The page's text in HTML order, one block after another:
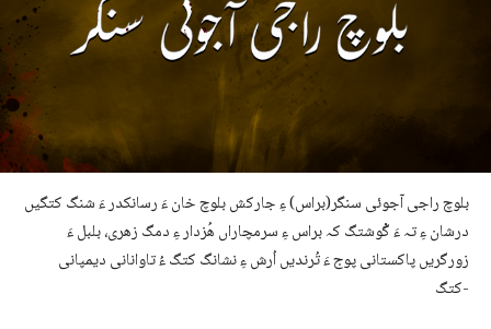
بلوچ راجی آجوئی سنگر(براس) ءِ جارکش بلوچ خان ءَ رسانکدر ءَ شنگ کتگیں
درشان ءِ تہ ءَ گْوشتگ کہ براس ءِ سرمچاراں ھُزدار ءِ دمگ زھری، بلبل ءَ
زورگریں پاکستانی پوج ءَ تُرندیں اُرش ءِ نشانگ کتگ ءُ تاوانانی دیمپانی
کتگ-